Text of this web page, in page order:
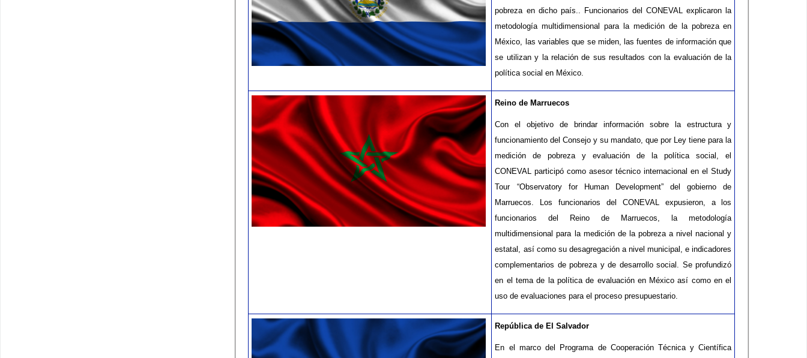
pobreza en dicho país.. Funcionarios del CONEVAL explicaron la
metodología multidimensional para la medición de la pobreza en
México, las variables que se miden, las fuentes de información que
se utilizan y la relación de sus resultados con la evaluación de la
política social en México.
Reino de Marruecos
Con el objetivo de brindar información sobre la estructura y
funcionamiento del Consejo y su mandato, que por Ley tiene para la
medición de pobreza y evaluación de la política social, el
CONEVAL participó como asesor técnico internacional en el Study
Tour “Observatory for Human Development” del gobierno de
Marruecos. Los funcionarios del CONEVAL expusieron, a los
funcionarios del Reino de Marruecos, la metodología
multidimensional para la medición de la pobreza a nivel nacional y
estatal, así como su desagregación a nivel municipal, e indicadores
complementarios de pobreza y de desarrollo social. Se profundizó
en el tema de la política de evaluación en México así como en el
uso de evaluaciones para el proceso presupuestario.
República de El Salvador
En el marco del Programa de Cooperación Técnica y Científica